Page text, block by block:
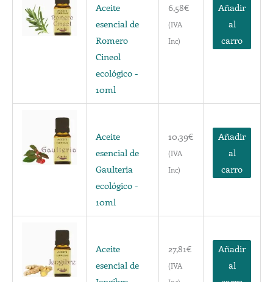
Aceite
esencial de
Romero
Cineol
ecológico -
10ml
6,58€
(IVA
Inc)
Añadir
al
carro
Aceite
esencial de
Gaulteria
ecológico -
10ml
10,39€
(IVA
Inc)
Añadir
al
carro
Aceite
esencial de
27,81€
(IVA
Añadir
al